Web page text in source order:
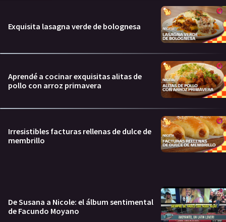
Exquisita lasagna verde de bolognesa
Aprendé a cocinar exquisitas alitas de
pollo con arroz primavera
Irresistibles facturas rellenas de dulce de
membrillo
De Susana a Nicole: el álbum sentimental
de Facundo Moyano